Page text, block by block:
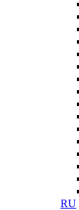
RU